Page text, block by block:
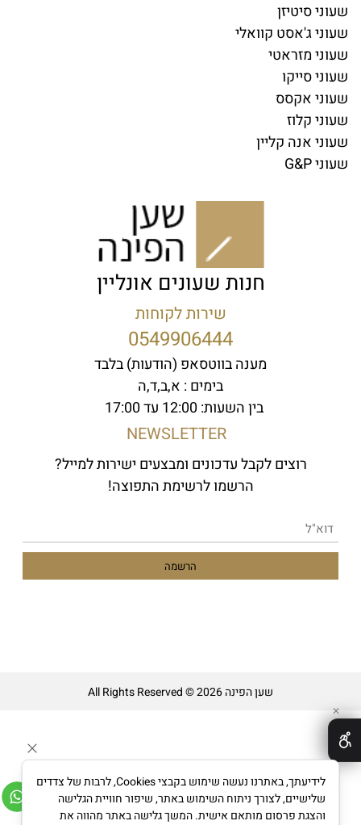
שעוני סיטיזן
שעוני ג'אסט קוואלי
שעוני מזראטי
שעוני סייקו
שעוני אקסס
שעוני קלוז
שעוני אנה קליין
שעוני G&P
חנות שעונים אונליין
שירות לקוחות
0549906444
מענה בווטסאפ (הודעות) בלבד
בימים : א,ב,ד,ה
בין השעות: 12:00 עד 17:00
NEWSLETTER
רוצים לקבל עדכונים ומבצעים ישירות למייל?
הרשמו לרשימת התפוצה!
שען הפינה All Rights Reserved © 2026
✕
לידיעתך, באתרנו נעשה שימוש בקבצי Cookies, לרבות של צדדים
שלישיים, לצורך ניתוח השימוש באתר, שיפור חוויית הגלישה
והצגת פרסום מותאם אישית. המשך גלישה באתר מהווה את